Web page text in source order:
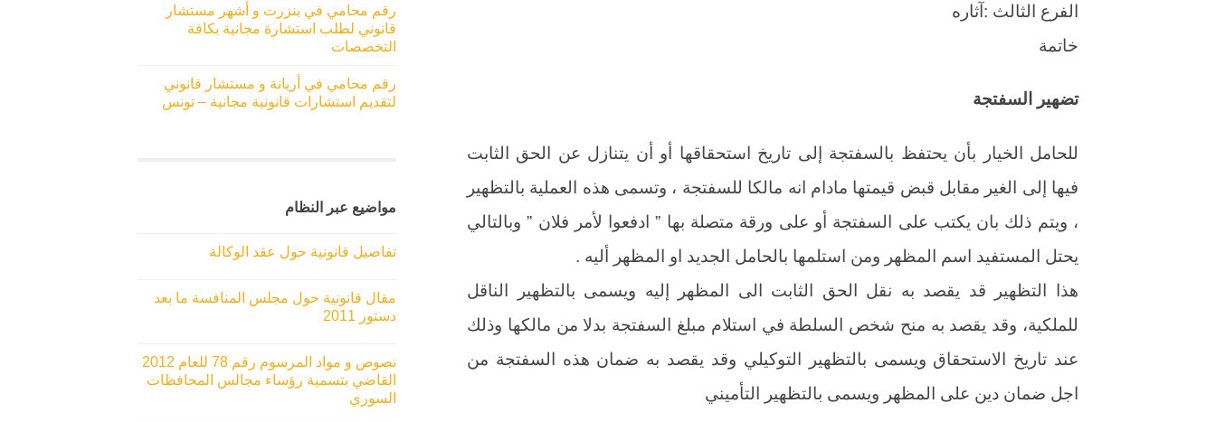
الفرع الثالث :آثاره
خاتمة
تضهير السفتجة
للحامل الخيار بأن يحتفظ بالسفتجة إلى تاريخ استحقاقها أو أن يتنازل عن الحق الثابت
فيها إلى الغير مقابل قبض قيمتها مادام انه مالكا للسفتجة ، وتسمى هذه العملية بالتظهير
، ويتم ذلك بان يكتب على السفتجة أو على ورقة متصلة بها ” ادفعوا لأمر فلان ” وبالتالي
يحتل المستفيد اسم المظهر ومن استلمها بالحامل الجديد او المظهر أليه .
هذا التظهير قد يقصد به نقل الحق الثابت الى المظهر إليه ويسمى بالتظهير الناقل
للملكية، وقد يقصد به منح شخص السلطة في استلام مبلغ السفتجة بدلا من مالكها وذلك
عند تاريخ الاستحقاق ويسمى بالتظهير التوكيلي وقد يقصد به ضمان هذه السفتجة من
اجل ضمان دين على المظهر ويسمى بالتظهير التأميني
رقم محامي في بنزرت و أشهر مستشار
قانوني لطلب استشارة مجانية بكافة
التخصصات
رقم محامي في أريانة و مستشار قانوني
لتقديم استشارات قانونية مجانية – تونس
مواضيع عبر النظام
تفاصيل قانونية حول عقد الوكالة
مقال قانونية حول مجلس المنافسة ما بعد
دستور 2011
نصوص و مواد المرسوم رقم 78 للعام 2012
القاضي بتسمية رؤساء مجالس المحافظات
السوري